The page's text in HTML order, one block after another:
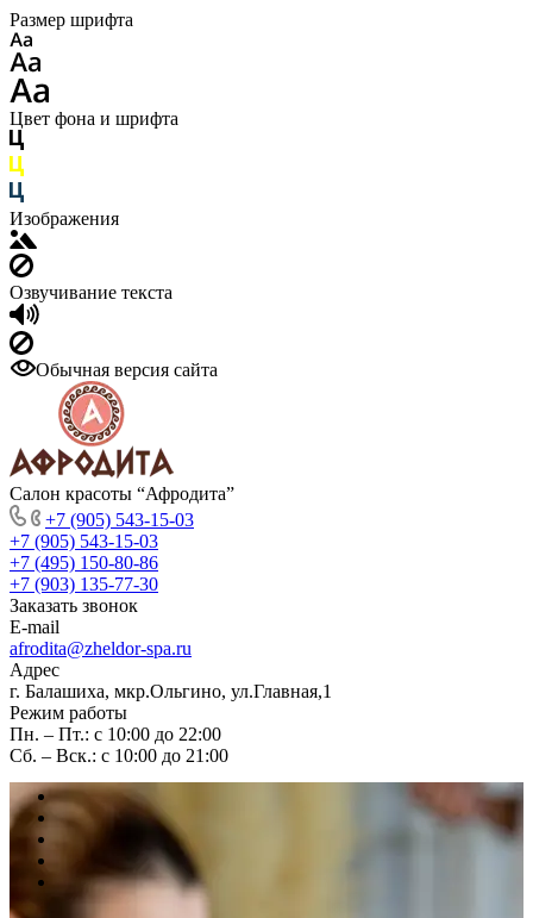
Размер шрифта
Цвет фона и шрифта
Изображения
Озвучивание текста
Обычная версия сайта
Салон красоты “Афродита”
+7 (905) 543-15-03
+7 (905) 543-15-03
+7 (495) 150-80-86
+7 (903) 135-77-30
Заказать звонок
E-mail
afrodita@zheldor-spa.ru
Адрес
г. Балашиха, мкр.Ольгино, ул.Главная,1
Режим работы
Пн. – Пт.: с 10:00 до 22:00
Сб. – Вск.: с 10:00 до 21:00